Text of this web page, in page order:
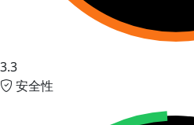
3.3
安全性